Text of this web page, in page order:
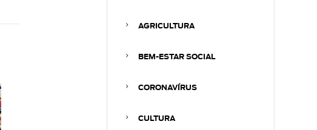
AGRICULTURA
BEM-ESTAR SOCIAL
CORONAVÍRUS
CULTURA